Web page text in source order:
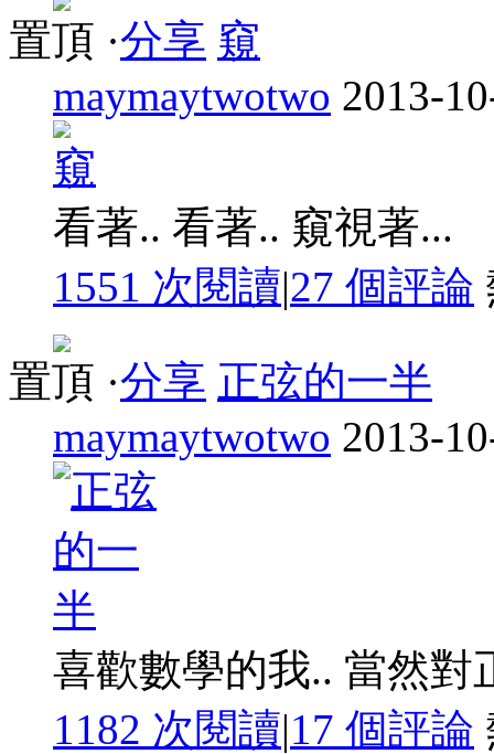
置頂 ·分享 窺
maymaytwotwo 2013-
看著.. 看著.. 窺視著...
1551 次閱讀|27 個評論
置頂 ·分享 正弦的一半
maymaytwotwo 2013-
喜歡數學的我.. 當然對
1182 次閱讀|17 個評論